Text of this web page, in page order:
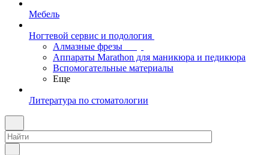
Мебель
Ногтевой сервис и подология
Алмазные фрезы
Аппараты Marathon для маникюра и педикюра
Вспомогательные материалы
Еще
Литература по стоматологии